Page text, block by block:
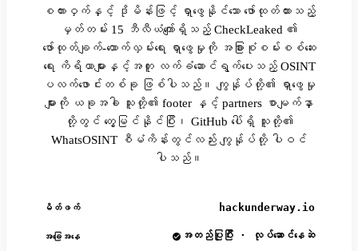
စကားဝှက်နှင့် ဒိုမိန်းဖြင့် ရှာဖွေနိုင်သော ဖော်ထုတ်ထားသည့်
မှတ်တမ်း 15 ဘီလီယံကျော်ရှိသည့် CheckLeaked ၏
ဖော်ထုတ်ချက်-ထောက်လှမ်းရေး ရှာဖွေမှုကို အခြားစုံစမ်းစစ်ဆေး
ရေး ကိရိယာများနှင့်အတူ လက်ခံဆောင်ရွက်ပေးသည့် OSINT
ပလက်ဖောင်းတစ်ခု ဖြစ်ပါသည်။ ကျွန်ုပ်တို့၏ ရှာဖွေမှု
များကို ယခုအခါ သူတို့၏ footer နှင့် partners စာမျက်နှာ
တို့တွင် တွေ့မြင်နိုင်ပြီး၊ GitHub ပေါ်ရှိ သူတို့၏
WhatsOSINT စီမံကိန်းတွင်လည်း ကျွန်ုပ်တို့ ပါဝင်
ပါသည်။
မိတ်ဖက် hackunderway.io
အခြေအနေ အတည်ပြုပြီး · လုပ်ဆောင်နေဆဲ